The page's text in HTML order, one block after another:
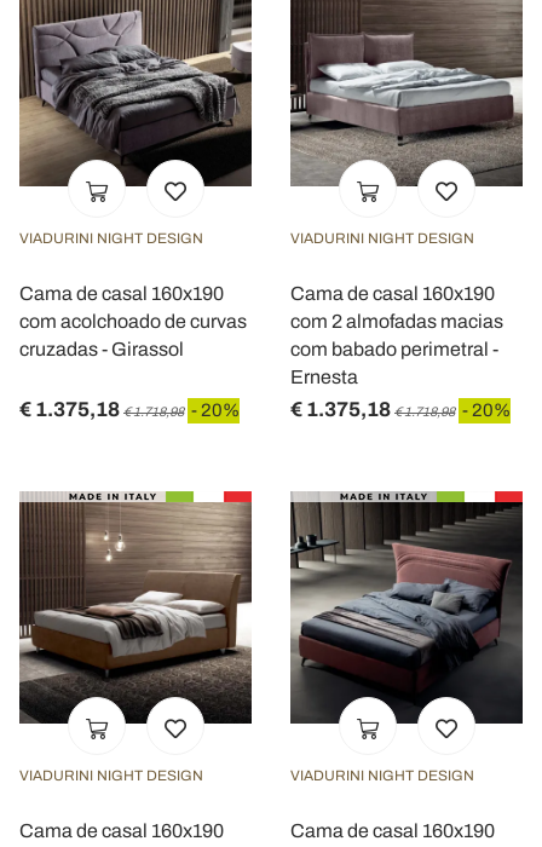
VIADURINI NIGHT DESIGN
Cama de casal 160x190
com acolchoado de curvas
cruzadas - Girassol
€ 1.375,18 € 1.718,98 - 20%
VIADURINI NIGHT DESIGN
Cama de casal 160x190
com 2 almofadas macias
com babado perimetral -
Ernesta
€ 1.375,18 € 1.718,98 - 20%
VIADURINI NIGHT DESIGN
Cama de casal 160x190
VIADURINI NIGHT DESIGN
Cama de casal 160x190